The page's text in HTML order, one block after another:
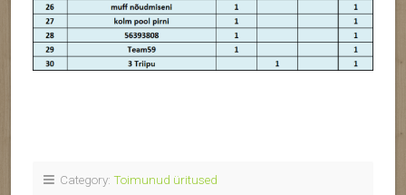
Category: Toimunud üritused